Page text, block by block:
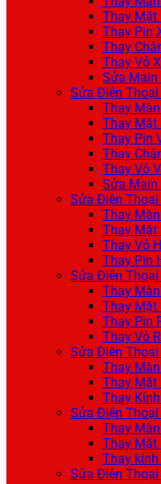
Thay Mặt
Thay Pin
Thay
Thay Vỏ
Sửa Main
Sửa Điện Thoại
Thay
Thay Mặt
Thay Pin
Thay
Thay Vỏ
Sửa Main
Sửa Điện Thoại
Thay
Thay Mặt
Thay Vỏ
Thay Pin
Sửa Điện Thoại
Thay
Thay Mặt
Thay Pin
Thay Vỏ
Sửa Điện Thoại
Thay
Thay Mặt
Thay
Sửa Điện Thoại
Thay
Thay Mặt
Thay
Sửa Điện Thoại